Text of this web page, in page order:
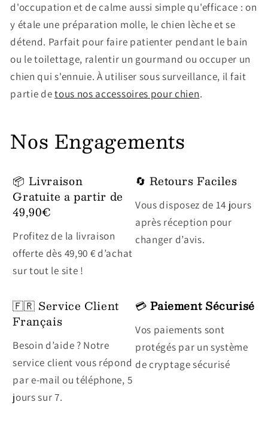
d'occupation et de calme aussi simple qu'efficace : on
y étale une préparation molle, le chien lèche et se
détend. Parfait pour faire patienter pendant le bain
ou le toilettage, ralentir un gourmand ou occuper un
chien qui s'ennuie. À utiliser sous surveillance, il fait
partie detous nos accessoires pour chien.
Nos Engagements
📦 Livraison
Gratuite a partir de
49,90€
Profitez de la livraison
offerte dès 49,90 € d’achat
sur tout le site !
🔄 Retours Faciles
Vous disposez de 14 jours
après réception pour
changer d’avis.
🇫🇷 Service Client
Français
Besoin d’aide ? Notre
service client vous répond
par e-mail ou téléphone, 5
jours sur 7.
💳Paiement Sécurisé
Vos paiements sont
protégés par un système
de cryptage sécurisé